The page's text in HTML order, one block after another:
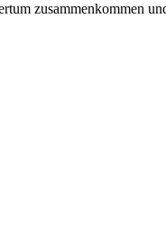
zusammenkommen